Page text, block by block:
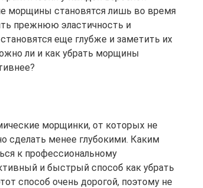
морщины становятся лишь во время
прежнюю эластичность и
еще глубже и заметить их
ли и как убрать морщины
морщинки, от которых не
менее глубокими. Каким
к профессиональному
и быстрый способ как убрать
способ очень дорогой, поэтому не